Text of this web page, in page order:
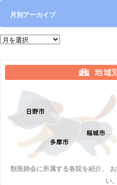
月別アーカイブ
月別アーカイブ
獣医師会に所属する各院を紹介。
い。